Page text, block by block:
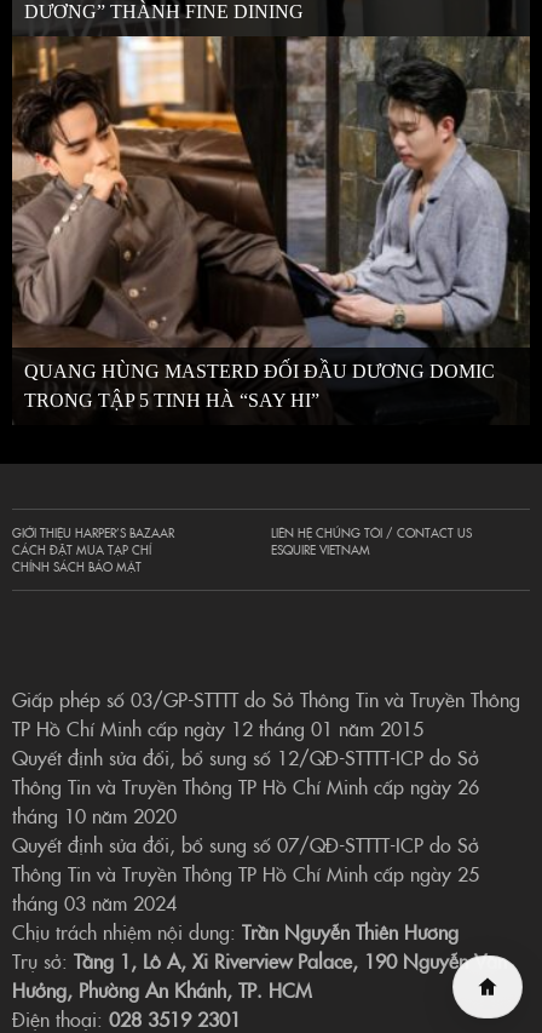
DƯƠNG” THÀNH FINE DINING
QUANG HÙNG MASTERD ĐỐI ĐẦU DƯƠNG DOMIC
TRONG TẬP 5 TINH HÀ “SAY HI”
GIỚI THIỆU HARPER’S BAZAAR
CÁCH ĐẶT MUA TẠP CHÍ
CHÍNH SÁCH BẢO MẬT
LIÊN HỆ CHÚNG TÔI / CONTACT US
ESQUIRE VIETNAM
Giấp phép số 03/GP-STTTT do Sở Thông Tin và Truyền Thông
TP Hồ Chí Minh cấp ngày 12 tháng 01 năm 2015
Quyết định sửa đổi, bổ sung số 12/QĐ-STTTT-ICP do Sở
Thông Tin và Truyền Thông TP Hồ Chí Minh cấp ngày 26
tháng 10 năm 2020
Quyết định sửa đổi, bổ sung số 07/QĐ-STTTT-ICP do Sở
Thông Tin và Truyền Thông TP Hồ Chí Minh cấp ngày 25
tháng 03 năm 2024
Chịu trách nhiệm nội dung: Trần Nguyễn Thiên Hương
Trụ sở: Tầng 1, Lô A, Xi Riverview Palace, 190 Nguyễn Văn
Hưởng, Phường An Khánh, TP. HCM
Điện thoại: 028 3519 2301